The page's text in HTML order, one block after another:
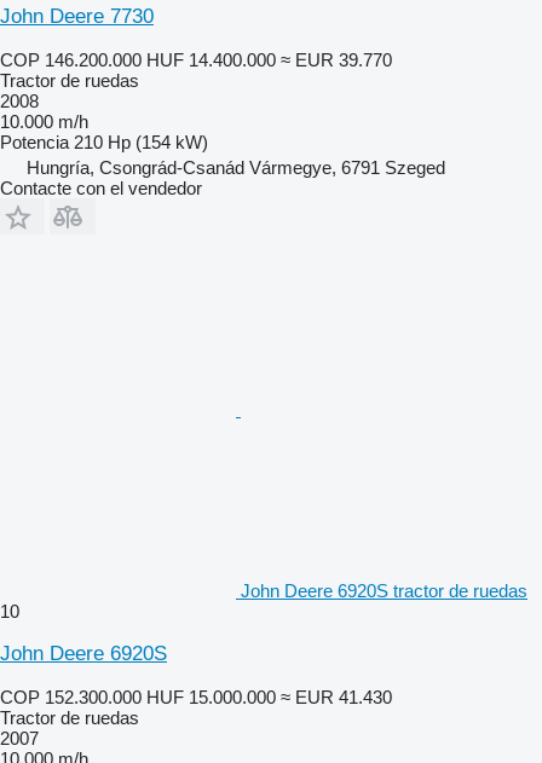
John Deere 7730
COP 146.200.000 HUF 14.400.000 ≈ EUR 39.770
Tractor de ruedas
2008
10.000 m/h
Potencia 210 Hp (154 kW)
Hungría, Csongrád-Csanád Vármegye, 6791 Szeged
Contacte con el vendedor
John Deere 6920S tractor de ruedas
10
John Deere 6920S
COP 152.300.000 HUF 15.000.000 ≈ EUR 41.430
Tractor de ruedas
2007
10.000 m/h